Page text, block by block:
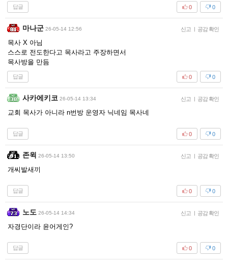
답글 0
0
마나군 26-05-14 12:56 신고 | 공감 확인
목사 X 아님
스스로 전도한다고 목사라고 주장하면서
목사방을 만듬
답글 0
0
사카에키코 26-05-14 13:34 신고 | 공감 확인
교회 목사가 아니라 n번방 운영자 닉네임 목사네
답글 0
0
존윅 26-05-14 13:50 신고 | 공감 확인
개씨발새끼
답글 0
0
노도 26-05-14 14:34 신고 | 공감 확인
자경단이라 윤어게인?
답글 0
0